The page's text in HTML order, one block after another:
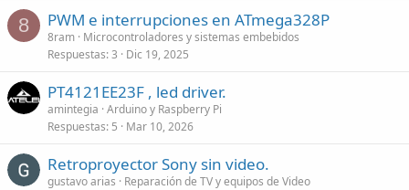
8 PWM e interrupciones en ATmega328P
8ram Microcontroladores y sistemas embebidos
Respuestas 3 Dic 19, 2025
PT4121EE23F , led driver.
amintegia Arduino y Raspberry Pi
Respuestas 5 Mar 10, 2026
Retroproyector Sony sin video.
gustavo arias
Reparación de TV y equipos de Video